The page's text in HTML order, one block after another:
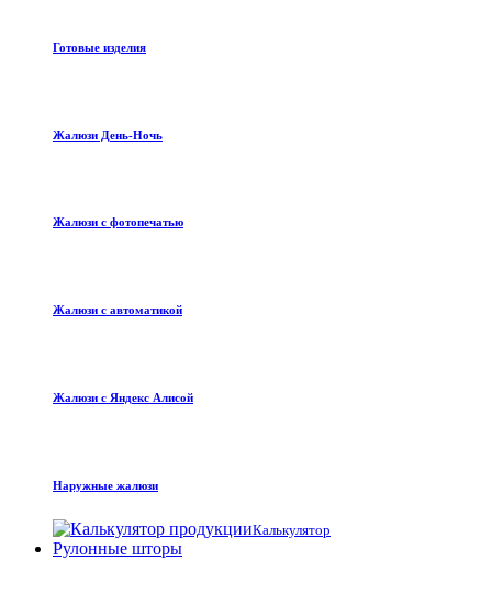
Готовые изделия
Жалюзи День-Ночь
Жалюзи с фотопечатью
Жалюзи с автоматикой
Жалюзи с Яндекс Алисой
Наружные жалюзи
Калькулятор
Рулонные шторы